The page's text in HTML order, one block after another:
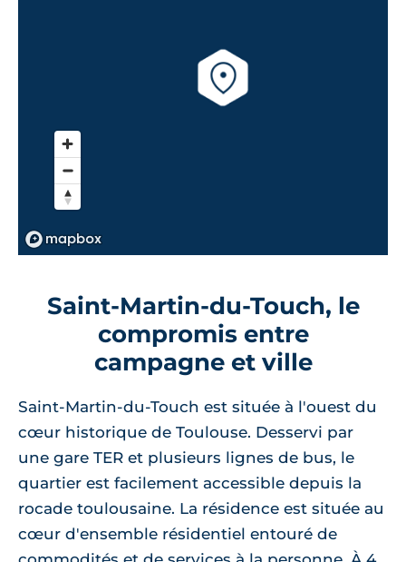
Saint-Martin-du-Touch, le
compromis entre
campagne et ville
Saint-Martin-du-Touch est située à l'ouest du
cœur historique de Toulouse. Desservi par
une gare TER et plusieurs lignes de bus, le
quartier est facilement accessible depuis la
rocade toulousaine. La résidence est située au
cœur d'ensemble résidentiel entouré de